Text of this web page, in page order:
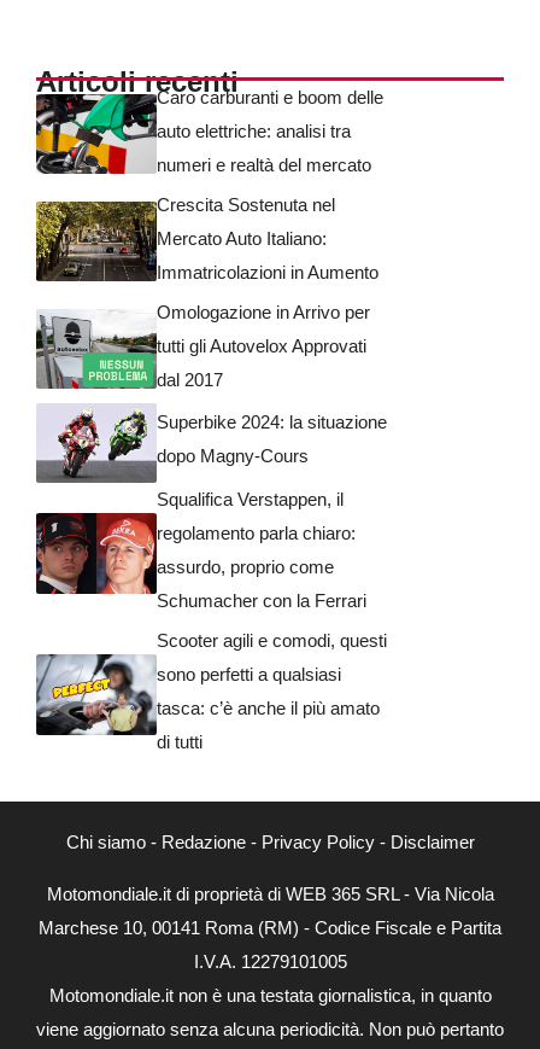
Articoli recentiCaro carburanti e boom delle
auto elettriche: analisi tra
numeri e realtà del mercato
Crescita Sostenuta nel
Mercato Auto Italiano:
Immatricolazioni in Aumento
Omologazione in Arrivo per
tutti gli Autovelox Approvati
dal 2017
Superbike 2024: la situazione
dopo Magny-Cours
Squalifica Verstappen, il
regolamento parla chiaro:
assurdo, proprio come
Schumacher con la Ferrari
Scooter agili e comodi, questi
sono perfetti a qualsiasi
tasca: c’è anche il più amato
di tutti
Chi siamo- Redazione- Privacy Policy- Disclaimer
Motomondiale.it di proprietà di WEB 365 SRL - Via Nicola
Marchese 10, 00141 Roma (RM) - Codice Fiscale e Partita
I.V.A. 12279101005
Motomondiale.it non è una testata giornalistica, in quanto
viene aggiornato senza alcuna periodicità. Non può pertanto